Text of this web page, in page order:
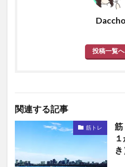
Daccho
投稿一覧へ
関連する記事
筋トレ
筋
き